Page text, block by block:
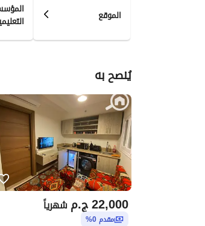
الموقع
يُنصح به
ج.م22,000 شهرياً
مقدم 0%